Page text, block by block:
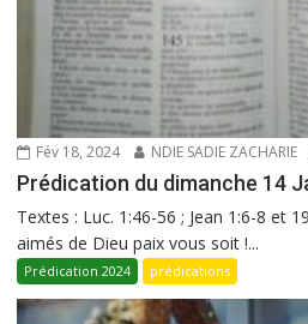
Fév 18, 2024 NDIE SADIE ZACHARIE
Prédication du dimanche 14
Textes : Luc. 1:46-56 ; Jean 1:6-8 et
aimés de Dieu paix vous soit !...
Prédication 2024 prédications